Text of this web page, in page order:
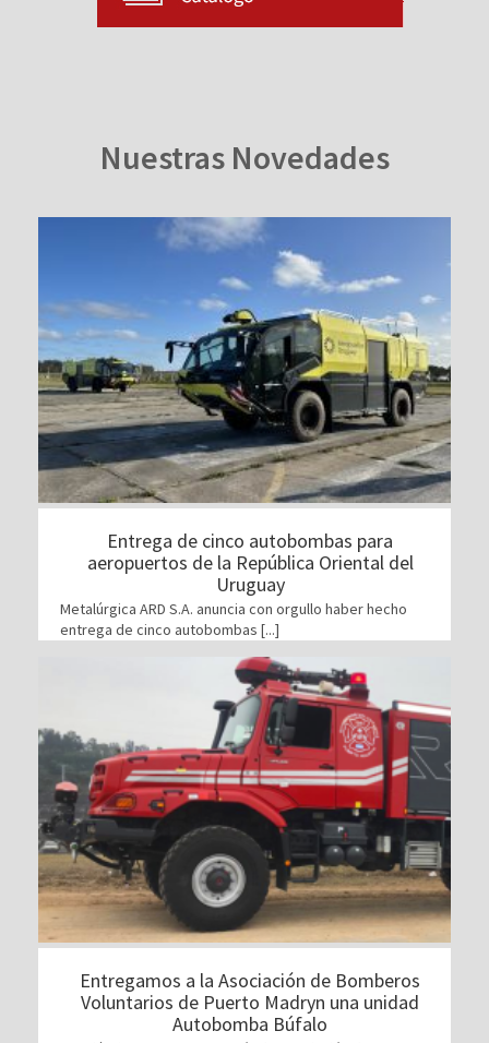
Nuestras Novedades
Entrega de cinco autobombas para
aeropuertos de la República Oriental del
Uruguay
Metalúrgica ARD S.A. anuncia con orgullo haber hecho
entrega de cinco autobombas [...]
Entregamos a la Asociación de Bomberos
Voluntarios de Puerto Madryn una unidad
Autobomba Búfalo